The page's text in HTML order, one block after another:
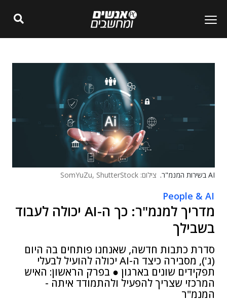
AI בשירות המנמ"ר. צילום: SomYuZu, ShutterStock
People & AI
מדריך למנמ"ר: כך ה-AI יכולה לעבוד
בשבילך
סדרת כתבות חדשה, שאנחנו פותחים בה היום
(ג'), מסבירה כיצד ה-AI יכולה להועיל לבעלי
תפקידים שונים בארגון ● בפרק הראשון: האיש
המרכזי שצריך להפעיל ולהתמודד איתה -
המנמ"ר